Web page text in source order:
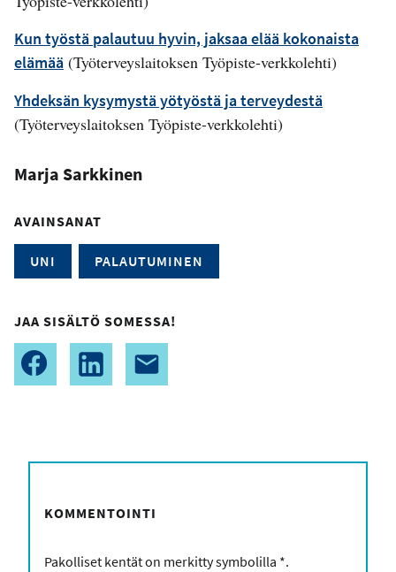
Kun työstä palautuu hyvin, jaksaa elää kokonaista
elämää (Työterveyslaitoksen Työpiste-verkkolehti)
Yhdeksän kysymystä yötyöstä ja terveydestä
(Työterveyslaitoksen Työpiste-verkkolehti)
Marja Sarkkinen
AVAINSANAT
UNI PALAUTUMINEN
JAA SISÄLTÖ SOMESSA!
KOMMENTOINTI
Pakolliset kentät on merkitty symbolilla *.